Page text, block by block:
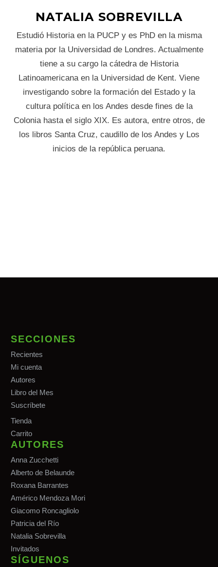
NATALIA SOBREVILLA
Estudió Historia en la PUCP y es PhD en la misma
materia por la Universidad de Londres. Actualmente
tiene a su cargo la cátedra de Historia
Latinoamericana en la Universidad de Kent. Viene
investigando sobre la formación del Estado y la
cultura política en los Andes desde fines de la
Colonia hasta el siglo XIX. Es autora, entre otros, de
los libros Santa Cruz, caudillo de los Andes y Los
inicios de la república peruana.
SECCIONES
Recientes
Mi cuenta
Autores
Libro del Mes
Suscríbete
Tienda
Carrito
AUTORES
Anna Zucchetti
Alberto de Belaunde
Roxana Barrantes
Américo Mendoza Mori
Giacomo Roncagliolo
Patricia del Río
Natalia Sobrevilla
Invitados
SÍGUENOS